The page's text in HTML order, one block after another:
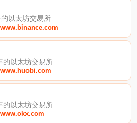
以太坊交易所
的以太坊交易所
的以太坊交易所